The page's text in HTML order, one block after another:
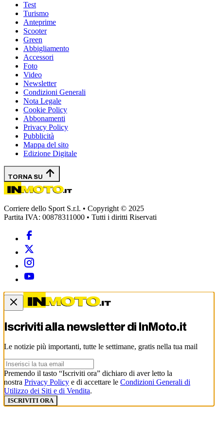
Test
Turismo
Anteprime
Scooter
Green
Abbigliamento
Accessori
Foto
Video
Newsletter
Condizioni Generali
Nota Legale
Cookie Policy
Abbonamenti
Privacy Policy
Pubblicità
Mappa del sito
Edizione Digitale
TORNA SU
Corriere dello Sport S.r.l. • Copyright © 2025
Partita IVA: 00878311000 • Tutti i diritti Riservati
Iscriviti alla newsletter di InMoto.it
Le notizie più importanti, tutte le settimane, gratis nella tua mail
Premendo il tasto “Iscriviti ora” dichiaro di aver letto la
nostra Privacy Policy e di accettare le Condizioni Generali di
Utilizzo dei Siti e di Vendita.
ISCRIVITI ORA